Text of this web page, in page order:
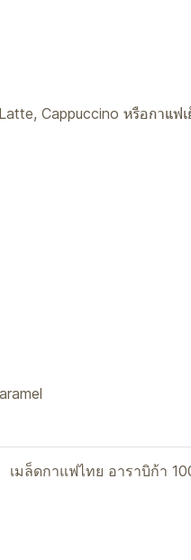
Cappuccino หรือกาแฟ
เมล็ดกาแฟไทย อาราบิก้า